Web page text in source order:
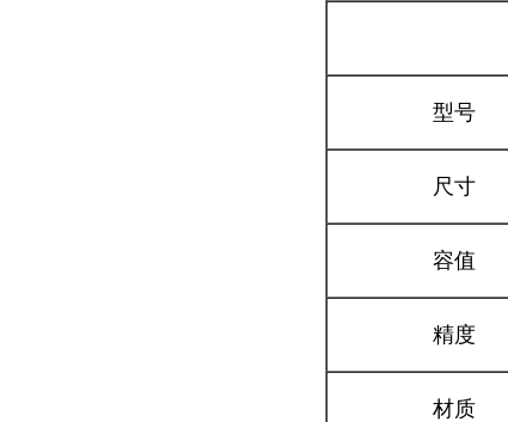
型号
尺寸
容值
精度
材质